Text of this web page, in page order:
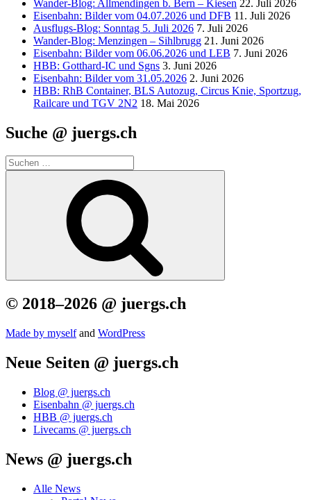
Wander-Blog: Allmendingen b. Bern – Kiesen 22. Juli 2026
Eisenbahn: Bilder vom 04.07.2026 und DFB 11. Juli 2026
Ausflugs-Blog: Sonntag 5. Juli 2026 7. Juli 2026
Wander-Blog: Menzingen – Sihlbrugg 21. Juni 2026
Eisenbahn: Bilder vom 06.06.2026 und LEB 7. Juni 2026
HBB: Gotthard-IC und Sgns 3. Juni 2026
Eisenbahn: Bilder vom 31.05.2026 2. Juni 2026
HBB: RhB Container, BLS Autozug, Circus Knie, Sportzug,
Railcare und TGV 2N2 18. Mai 2026
Suche @ juergs.ch
Suchen
nach:
© 2018–2026 @ juergs.ch
Made by mys­elfand Word­Press
Neue Seiten @ juergs.ch
Blog @ juergs.ch
Eisenbahn @ juergs.ch
HBB @ juergs.ch
Livecams @ juergs.ch
News @ juergs.ch
Alle News